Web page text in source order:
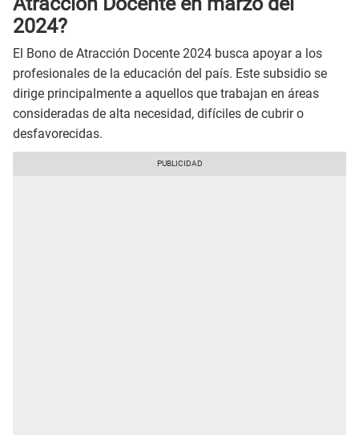
2024?
El Bono de Atracción Docente 2024 busca apoyar a los
profesionales de la educación del país. Este subsidio se
dirige principalmente a aquellos que trabajan en áreas
consideradas de alta necesidad, difíciles de cubrir o
desfavorecidas.